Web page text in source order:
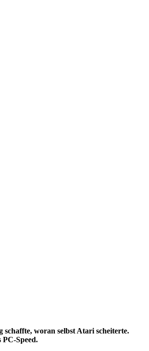
schaffte, woran selbst Atari scheiterte.
PC-Speed.